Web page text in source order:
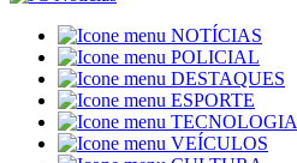
NOTÍCIAS
POLICIAL
DESTAQUES
ESPORTE
TECNOLOGIA
VEÍCULOS